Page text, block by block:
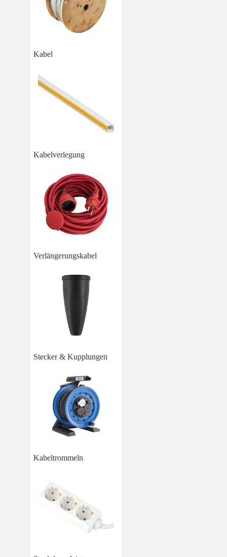
Kabel
Kabelverlegung
Verlängerungskabel
Stecker & Kupplungen
Kabeltrommeln